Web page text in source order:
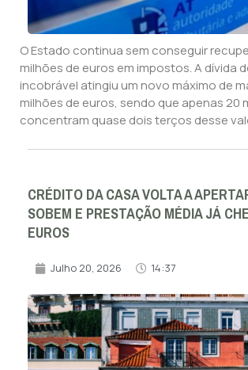
O Estado continua sem conseguir
milhões de euros em impostos. A dívida
incobrável atingiu um novo máximo de
milhões de euros, sendo que apenas 20
concentram quase dois terços desse
CRÉDITO DA CASA VOLTA A
SOBEM E PRESTAÇÃO MÉDIA JÁ
EUROS
Julho 20, 2026 14:37